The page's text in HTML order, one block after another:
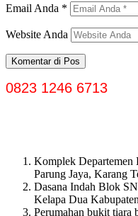
Email Anda *
Website Anda
0823 1246 6713
Komplek Departemen
Parung Jaya, Karang
Dasana Indah Blok
Kelapa Dua
Perumahan bukit tiara